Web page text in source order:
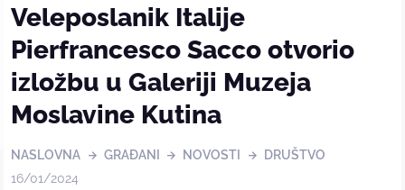
Veleposlanik Italije
Pierfrancesco Sacco otvorio
izložbu u Galeriji Muzeja
Moslavine Kutina
NASLOVNA GRAĐANI NOVOSTI
DRUŠTVO
16/01/2024